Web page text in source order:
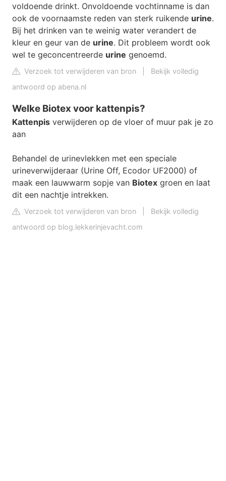
voldoende drinkt. Onvoldoende vochtinname is dan
ook de voornaamste reden van sterk ruikende urine.
Bij het drinken van te weinig water verandert de
kleur en geur van de urine. Dit probleem wordt ook
wel te geconcentreerde urine genoemd.
Verzoek tot verwijderen van bron
Bekijk volledig
antwoord op abena.nl
Welke Biotex voor kattenpis?
Kattenpis verwijderen op de vloer of muur pak je zo
aan
Behandel de urinevlekken met een speciale
urineverwijderaar (Urine Off, Ecodor UF2000) of
maak een lauwwarm sopje van Biotex groen en laat
dit een nachtje intrekken.
Verzoek tot verwijderen van bron
Bekijk volledig
antwoord op blog.lekkerinjevacht.com